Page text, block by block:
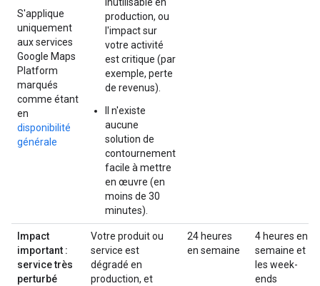
S'applique
uniquement
aux services
Google Maps
Platform
marqués
comme étant
en
disponibilité
générale
production, ou
l'impact sur
votre activité
est critique (par
exemple, perte
de revenus).
Il n'existe
aucune
solution de
contournement
facile à mettre
en œuvre (en
moins de 30
minutes).
Impact
important :
service très
perturbé
Votre produit ou
service est
dégradé en
production, et
24 heures
en semaine
4 heures en
semaine et
les week-
ends